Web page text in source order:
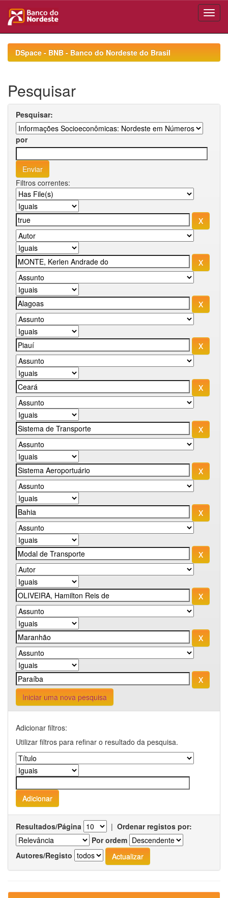
navigationDSpace - BNB - Banco do Nordeste do Brasil
Pesquisar
Pesquisar:
por
Filtros correntes:
Iniciar uma nova pesquisa
Adicionar filtros:
Utilizar filtros para refinar o resultado da pesquisa.
Resultados/Página | Ordenar registos por:
Por ordem
Autores/Registo